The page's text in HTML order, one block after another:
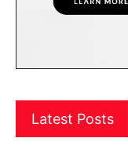
Latest Posts